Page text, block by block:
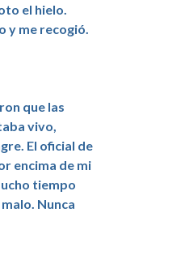
el hielo.
y me recogió.
que las
vivo,
El oficial de
encima de mi
tiempo
Nunca